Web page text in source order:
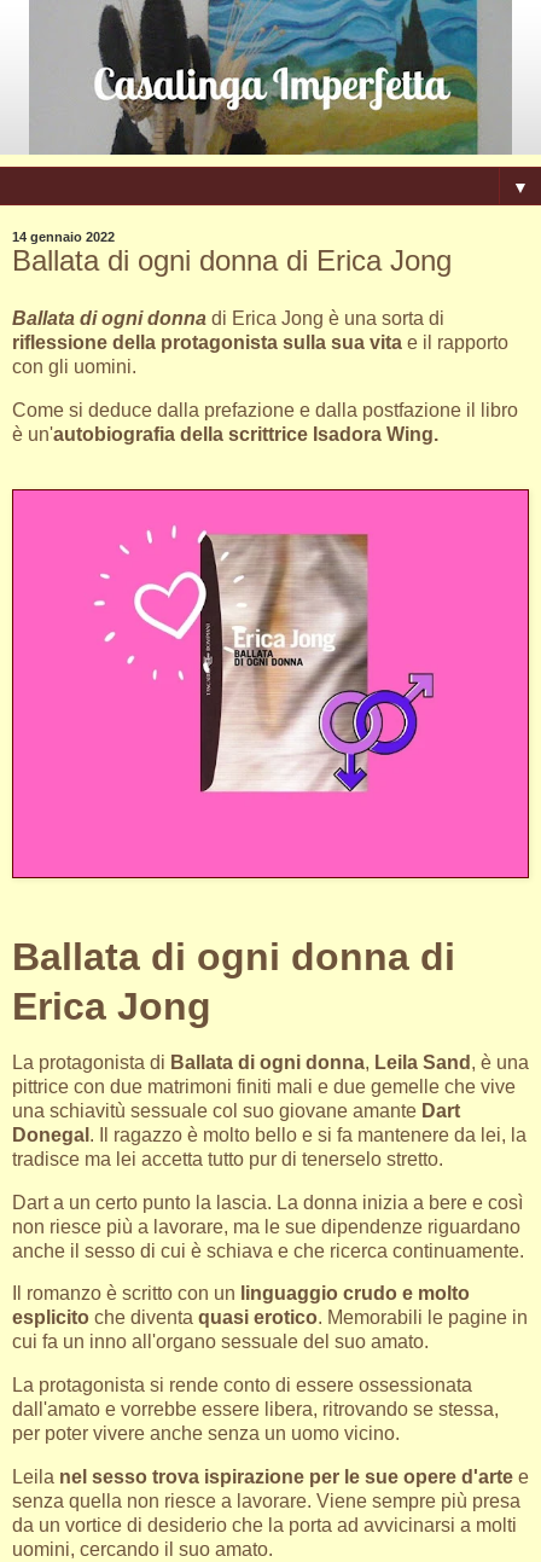
▼
14 gennaio 2022
Ballata di ogni donna di Erica Jong
Ballata di ogni donna di Erica Jong è una sorta di
riflessione della protagonista sulla sua vita e il rapporto
con gli uomini.
Come si deduce dalla prefazione e dalla postfazione il libro
è un'autobiografia della scrittrice Isadora Wing.
Ballata di ogni donna di
Erica Jong
La protagonista di Ballata di ogni donna, Leila Sand , è una
pittrice con due matrimoni finiti mali e due gemelle che vive
una schiavitù sessuale col suo giovane amante Dart
Donegal . Il ragazzo è molto bello e si fa mantenere da lei, la
tradisce ma lei accetta tutto pur di tenerselo stretto.
Dart a un certo punto la lascia. La donna inizia a bere e così
non riesce più a lavorare, ma le sue dipendenze riguardano
anche il sesso di cui è schiava e che ricerca continuamente.
Il romanzo è scritto con un linguaggio crudo e molto
esplicito che diventa quasi erotico. Memorabili le pagine in
cui fa un inno all'organo sessuale del suo amato.
La protagonista si rende conto di essere ossessionata
dall'amato e vorrebbe essere libera, ritrovando se stessa,
per poter vivere anche senza un uomo vicino.
Leila nel sesso trova ispirazione per le sue opere d'arte e
senza quella non riesce a lavorare. Viene sempre più presa
da un vortice di desiderio che la porta ad avvicinarsi a molti
uomini, cercando il suo amato.